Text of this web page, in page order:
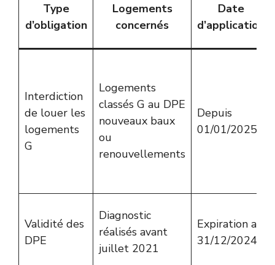
Type
d’obligation
Logements
concernés
Date
d’application
Interdiction
de louer les
logements
G
Logements
classés G au DPE
nouveaux baux
ou
renouvellements
Depuis
01/01/2025
Validité des
DPE
Diagnostic
réalisés avant
juillet 2021
Expiration au
31/12/2024